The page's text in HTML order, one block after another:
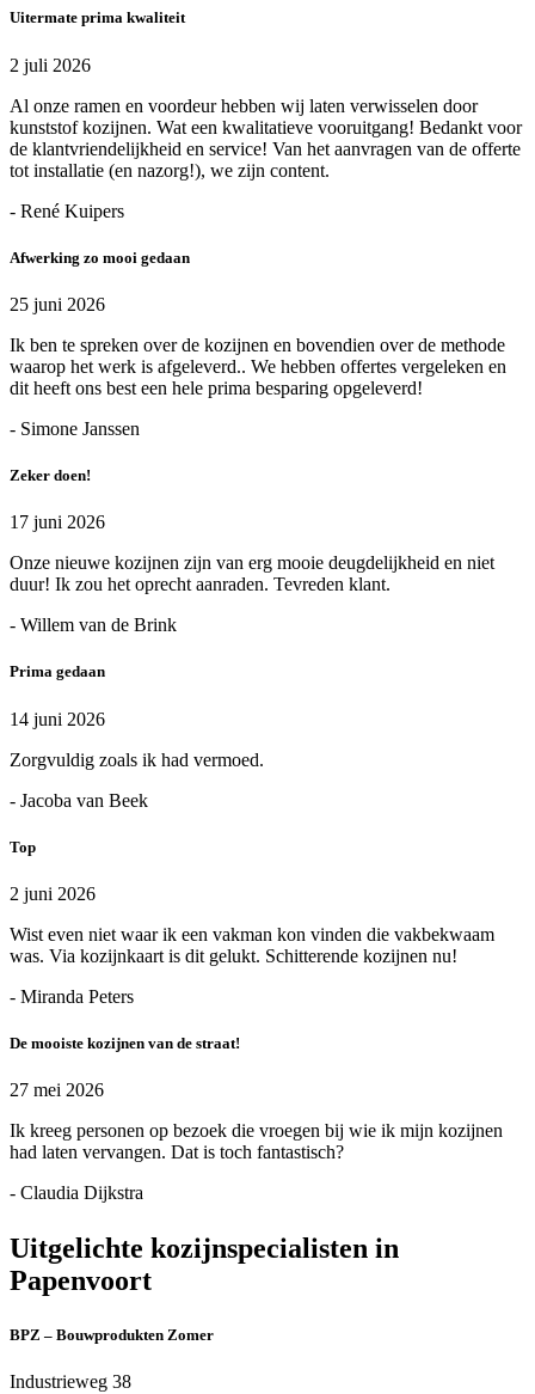
Uitermate prima kwaliteit
2 juli 2026
Al onze ramen en voordeur hebben wij laten verwisselen door
kunststof kozijnen. Wat een kwalitatieve vooruitgang! Bedankt voor
de klantvriendelijkheid en service! Van het aanvragen van de offerte
tot installatie (en nazorg!), we zijn content.
- René Kuipers
Afwerking zo mooi gedaan
25 juni 2026
Ik ben te spreken over de kozijnen en bovendien over de methode
waarop het werk is afgeleverd.. We hebben offertes vergeleken en
dit heeft ons best een hele prima besparing opgeleverd!
- Simone Janssen
Zeker doen!
17 juni 2026
Onze nieuwe kozijnen zijn van erg mooie deugdelijkheid en niet
duur! Ik zou het oprecht aanraden. Tevreden klant.
- Willem van de Brink
Prima gedaan
14 juni 2026
Zorgvuldig zoals ik had vermoed.
- Jacoba van Beek
Top
2 juni 2026
Wist even niet waar ik een vakman kon vinden die vakbekwaam
was. Via kozijnkaart is dit gelukt. Schitterende kozijnen nu!
- Miranda Peters
De mooiste kozijnen van de straat!
27 mei 2026
Ik kreeg personen op bezoek die vroegen bij wie ik mijn kozijnen
had laten vervangen. Dat is toch fantastisch?
- Claudia Dijkstra
Uitgelichte kozijnspecialisten in
Papenvoort
BPZ – Bouwprodukten Zomer
Industrieweg 38